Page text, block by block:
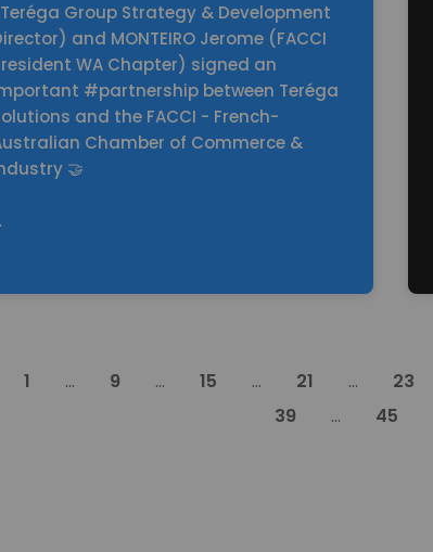
Group Strategy & Development
and MONTEIRO Jerome (FACCI
WA Chapter) signed an
#partnership between Teréga
and the FACCI - French-
Chamber of Commerce &
🤝
1 ... 9 ... 15 ... 21 ... 23
39
... 45